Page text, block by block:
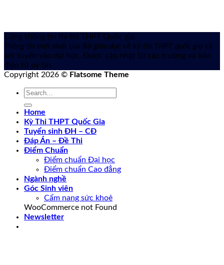
Cổng thông tin Kỳ thi THPT Quốc gia
Thông tin mới nhất của Bộ giáo dục về kỳ thi THPT quốc gia và
xét tuyển vào đại học. Được cập nhật từ các trường và báo
điện tử uy tín.
Copyright 2026 © Flatsome Theme
Home
Kỳ Thi THPT Quốc Gia
Tuyển sinh ĐH – CĐ
Đáp Án – Đề Thi
Điểm Chuẩn
Điểm chuẩn Đại học
Điểm chuẩn Cao đẳng
Ngành nghề
Góc Sinh viên
Cẩm nang sức khoẻ
WooCommerce not Found
Newsletter